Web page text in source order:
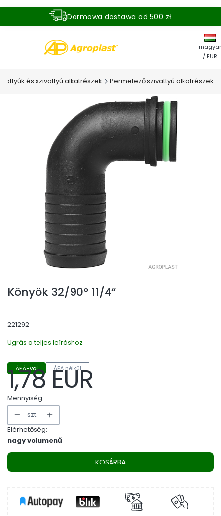
Darmowa dostawa od 500 zł
magyar
/ EUR
és szivattyú alkatrészek Permetező szivattyú alkatrészek
Könyök 32/90° 11/4“
221292
Ugrás a teljes leíráshoz
ÁFÁ-val ÁFA nélkül
Ár
1,78 EUR
Mennyiség
szt.
Elérhetőség:
nagy volumenű
KOSÁRBA